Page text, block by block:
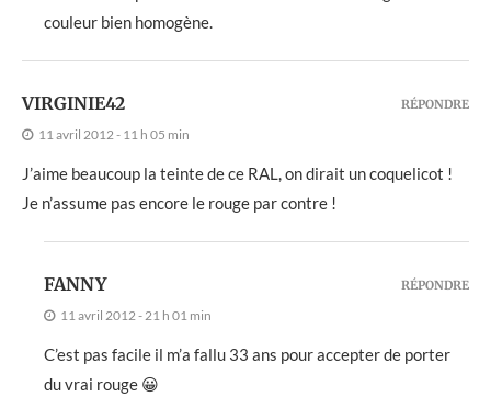
couleur bien homogène.
VIRGINIE42
11 avril 2012 - 11 h 05 min
J’aime beaucoup la teinte de ce RAL, on dirait un coquelicot !
Je n’assume pas encore le rouge par contre !
RÉPONDRE
FANNY
11 avril 2012 - 21 h 01 min
C’est pas facile il m’a fallu 33 ans pour accepter de porter
du vrai rouge 😀
RÉPONDRE